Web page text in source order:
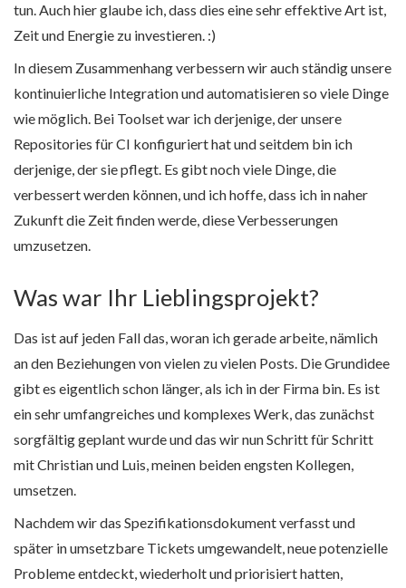
tun. Auch hier glaube ich, dass dies eine sehr effektive Art ist,
Zeit und Energie zu investieren. :)
In diesem Zusammenhang verbessern wir auch ständig unsere
kontinuierliche Integration und automatisieren so viele Dinge
wie möglich. Bei Toolset war ich derjenige, der unsere
Repositories für CI konfiguriert hat und seitdem bin ich
derjenige, der sie pflegt. Es gibt noch viele Dinge, die
verbessert werden können, und ich hoffe, dass ich in naher
Zukunft die Zeit finden werde, diese Verbesserungen
umzusetzen.
Was war Ihr Lieblingsprojekt?
Das ist auf jeden Fall das, woran ich gerade arbeite, nämlich
an den Beziehungen von vielen zu vielen Posts. Die Grundidee
gibt es eigentlich schon länger, als ich in der Firma bin. Es ist
ein sehr umfangreiches und komplexes Werk, das zunächst
sorgfältig geplant wurde und das wir nun Schritt für Schritt
mit Christian und Luis, meinen beiden engsten Kollegen,
umsetzen.
Nachdem wir das Spezifikationsdokument verfasst und
später in umsetzbare Tickets umgewandelt, neue potenzielle
Probleme entdeckt, wiederholt und priorisiert hatten,